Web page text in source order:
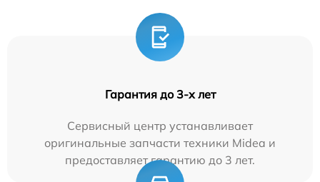
Гарантия до 3-х лет
Сервисный центр устанавливает
оригинальные запчасти техники Midea и
предоставляет гарантию до 3 лет.